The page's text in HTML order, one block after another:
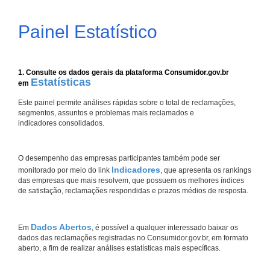
Painel Estatístico
1. Consulte os dados gerais da plataforma Consumidor.gov.br
em Estatísticas
Este painel permite análises rápidas sobre o total de reclamações,
segmentos, assuntos e problemas mais reclamados e
indicadores consolidados.
O desempenho das empresas participantes também pode ser
monitorado por meio do link Indicadores, que apresenta os rankings
das empresas que mais resolvem, que possuem os melhores índices
de satisfação, reclamações respondidas e prazos médios de resposta.
Em Dados Abertos, é possível a qualquer interessado baixar os
dados das reclamações registradas no Consumidor.gov.br, em formato
aberto, a fim de realizar análises estatísticas mais específicas.